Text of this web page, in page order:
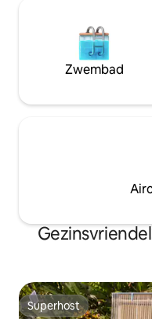
Zwembad
Superhost
Superhost